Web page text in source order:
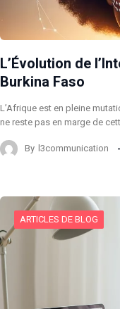
L’Évolution de
Burkina Faso
L’Afrique est en pleine
ne reste pas en marge de
By l3communication
ARTICLES DE BLOG